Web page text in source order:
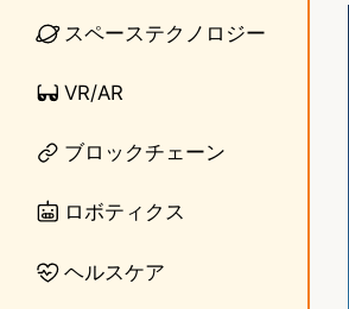
スペーステクノロジー
VR/AR
ブロックチェーン
ロボティクス
ヘルスケア